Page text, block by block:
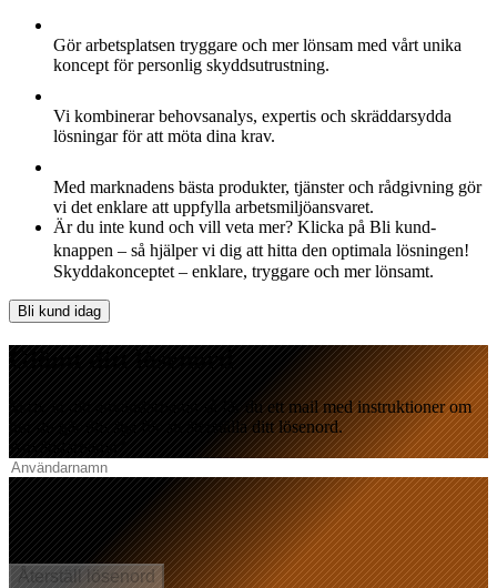
Gör arbetsplatsen tryggare och mer lönsam med vårt unika
koncept för personlig skyddsutrustning.
Vi kombinerar behovsanalys, expertis och skräddarsydda
lösningar för att möta dina krav.
Med marknadens bästa produkter, tjänster och rådgivning gör
vi det enklare att uppfylla arbetsmiljöansvaret.
Är du inte kund och vill veta mer? Klicka på Bli kund-
knappen – så hjälper vi dig att hitta den optimala lösningen!
Skyddakonceptet – enklare, tryggare och mer lönsamt.
Bli kund idag
Glömt ditt lösenord
Skriv in ditt användarnamn så får du ett mail med instruktioner om
hur du går tillväga för att återställa ditt lösenord.
Användarnamn*
Återställ lösenord